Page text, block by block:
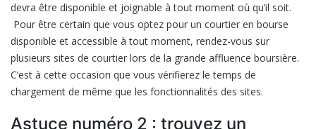
devra être disponible et joignable à tout moment où qu’il soit.
Pour être certain que vous optez pour un courtier en bourse
disponible et accessible à tout moment, rendez-vous sur
plusieurs sites de courtier lors de la grande affluence boursière.
C’est à cette occasion que vous vérifierez le temps de
chargement de même que les fonctionnalités des sites.
Astuce numéro 2 : trouvez un